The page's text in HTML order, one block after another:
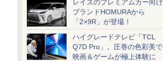
レイズのプレミアムカー向け
ブランドHOMURAから
「2×9R」が登場！
ハイグレードテレビ「TCL
Q7D Pro」。圧巻の色彩美で
映画＆ゲームが極上体験に